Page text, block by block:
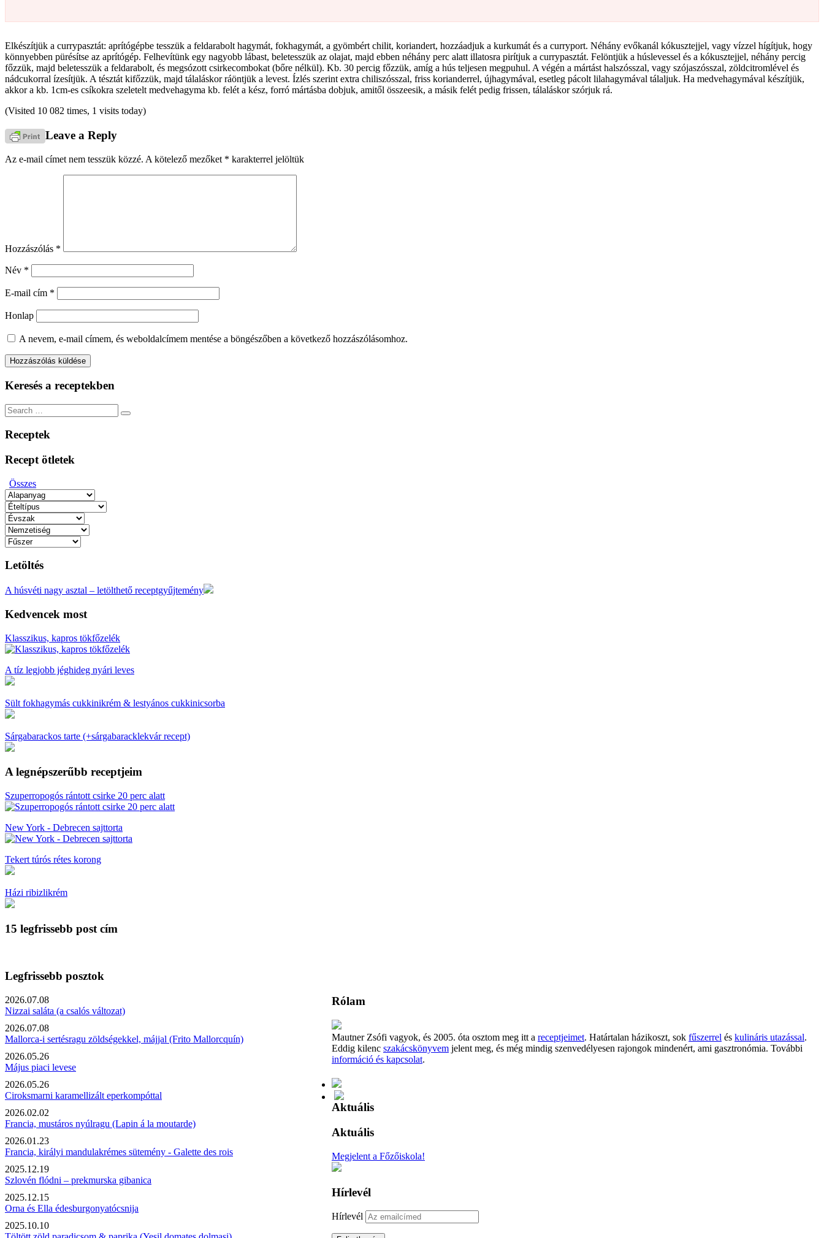
Elkészítjük a currypasztát: aprítógépbe tesszük a feldarabolt hagymát, fokhagymát, a gyömbért chilit, koriandert, hozzáadjuk a kurkumát és a curryport. Néhány evőkanál kókusztejjel, vagy vízzel hígítjuk, hogy
könnyebben pürésítse az aprítógép. Felhevítünk egy nagyobb lábast, beletesszük az olajat, majd ebben néhány perc alatt illatosra pirítjuk a currypasztát. Felöntjük a húslevessel és a kókusztejjel, néhány percig
főzzük, majd beletesszük a feldarabolt, és megsózott csirkecombokat (bőre nélkül). Kb. 30 percig főzzük, amíg a hús teljesen megpuhul. A végén a mártást halszósszal, vagy szójaszósszal, zöldcitromlével és
nádcukorral ízesítjük. A tésztát kifőzzük, majd tálaláskor ráöntjük a levest. Ízlés szerint extra chiliszósszal, friss korianderrel, újhagymával, esetleg pácolt lilahagymával tálaljuk. Ha medvehagymával készítjük,
akkor a kb. 1cm-es csíkokra szeletelt medvehagyma kb. felét a kész, forró mártásba dobjuk, amitől összeesik, a másik felét pedig frissen, tálaláskor szórjuk rá.
(Visited 10 082 times, 1 visits today)
Leave a Reply
Az e-mail címet nem tesszük közzé. A kötelező mezőket * karakterrel jelöltük
Hozzászólás *
Név *
E-mail cím *
Honlap
A nevem, e-mail címem, és weboldalcímem mentése a böngészőben a következő hozzászólásomhoz.
Keresés a receptekben
Search
for:
Search
Receptek
Recept ötletek
Összes
Letöltés
A húsvéti nagy asztal – letölthető receptgyűjtemény
Kedvencek most
Klasszikus, kapros tökfőzelék
A tíz legjobb jéghideg nyári leves
Sült fokhagymás cukkinikrém & lestyános cukkinicsorba
Sárgabarackos tarte (+sárgabaracklekvár recept)
A legnépszerűbb receptjeim
Szuperropogós rántott csirke 20 perc alatt
New York - Debrecen sajttorta
Tekert túrós rétes korong
Házi ribizlikrém
15 legfrissebb post cím
Legfrissebb posztok
2026.07.08
Nizzai saláta (a csalós változat)
2026.07.08
Mallorca-i sertésragu zöldségekkel, májjal (Frito Mallorcquín)
2026.05.26
Május piaci levese
2026.05.26
Ciroksmarni karamellizált eperkompóttal
2026.02.02
Francia, mustáros nyúlragu (Lapin á la moutarde)
2026.01.23
Francia, királyi mandulakrémes sütemény - Galette des rois
2025.12.19
Szlovén flódni – prekmurska gibanica
2025.12.15
Orna és Ella édesburgonyatócsnija
2025.10.10
Rólam
Mautner Zsófi vagyok, és 2005. óta osztom meg itt a receptjeimet. Határtalan házikoszt, sok fűszerrel és kulináris utazással.
Eddig kilenc szakácskönyvem jelent meg, és még mindig szenvedélyesen rajongok mindenért, ami gasztronómia. További
információ és kapcsolat.
Aktuális
Aktuális
Megjelent a Főzőiskola!
Hírlevél
Hírlevél